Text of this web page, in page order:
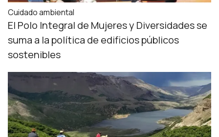
Cuidado ambiental
El Polo Integral de Mujeres y Diversidades se
suma a la política de edificios públicos
sostenibles